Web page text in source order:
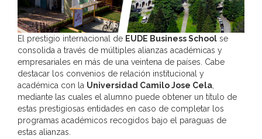
El prestigio internacional de EUDE Business School se
consolida a través de múltiples alianzas académicas y
empresariales en más de una veintena de países. Cabe
destacar los convenios de relación institucional y
académica con la Universidad Camilo Jose Cela
mediante las cuales el alumno puede obtener un título de
estas prestigiosas entidades en caso de completar los
programas académicos recogidos bajo el paraguas de
estas alianzas.